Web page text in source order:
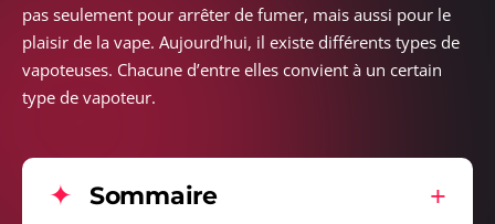
pas seulement pour arrêter de fumer, mais aussi pour le
plaisir de la vape. Aujourd’hui, il existe différents types de
vapoteuses. Chacune d’entre elles convient à un certain
type de vapoteur.
Sommaire